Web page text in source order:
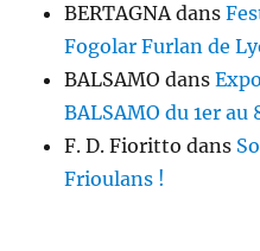
BERTAGNAdans
Fogolar Furlan de
BALSAMO dans
BALSAMO du 1er au
F. D. Fioritto dans
Frioulans !